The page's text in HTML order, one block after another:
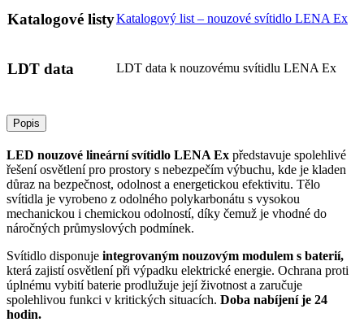
Katalogové listyKatalogový list – nouzové svítidlo LENA Ex
LDT data LDT data k nouzovému svítidlu LENA Ex
Popis
LED nouzové lineární svítidlo LENA Ex představuje spolehlivé
řešení osvětlení pro prostory s nebezpečím výbuchu, kde je kladen
důraz na bezpečnost, odolnost a energetickou efektivitu. Tělo
svítidla je vyrobeno z odolného polykarbonátu s vysokou
mechanickou i chemickou odolností, díky čemuž je vhodné do
náročných průmyslových podmínek.
Svítidlo disponuje integrovaným nouzovým modulem s baterií,
která zajistí osvětlení při výpadku elektrické energie. Ochrana proti
úplnému vybití baterie prodlužuje její životnost a zaručuje
spolehlivou funkci v kritických situacích. Doba nabíjení je 24
hodin.